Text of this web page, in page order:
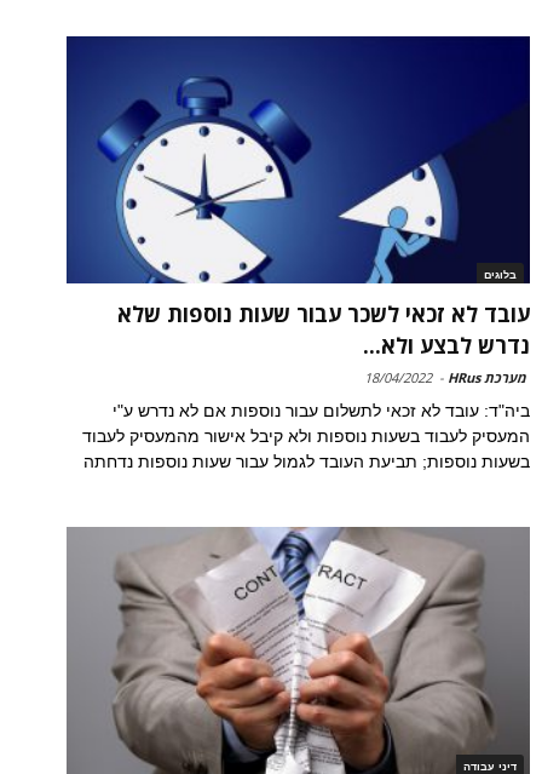
בלוגים
עובד לא זכאי לשכר עבור שעות נוספות שלא
נדרש לבצע ולא...
מערכת HRus -
18/04/2022
ביה"ד: עובד לא זכאי לתשלום עבור נוספות אם לא נדרש ע"י
המעסיק לעבוד בשעות נוספות ולא קיבל אישור מהמעסיק לעבוד
בשעות נוספות; תביעת העובד לגמול עבור שעות נוספות נדחתה
דיני עבודה